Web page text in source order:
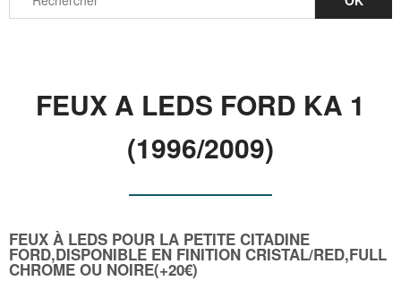
FEUX A LEDS FORD KA 1
(1996/2009)
FEUX À LEDS POUR LA PETITE CITADINE
FORD,DISPONIBLE EN FINITION CRISTAL/RED,FULL
CHROME OU NOIRE(+20€)